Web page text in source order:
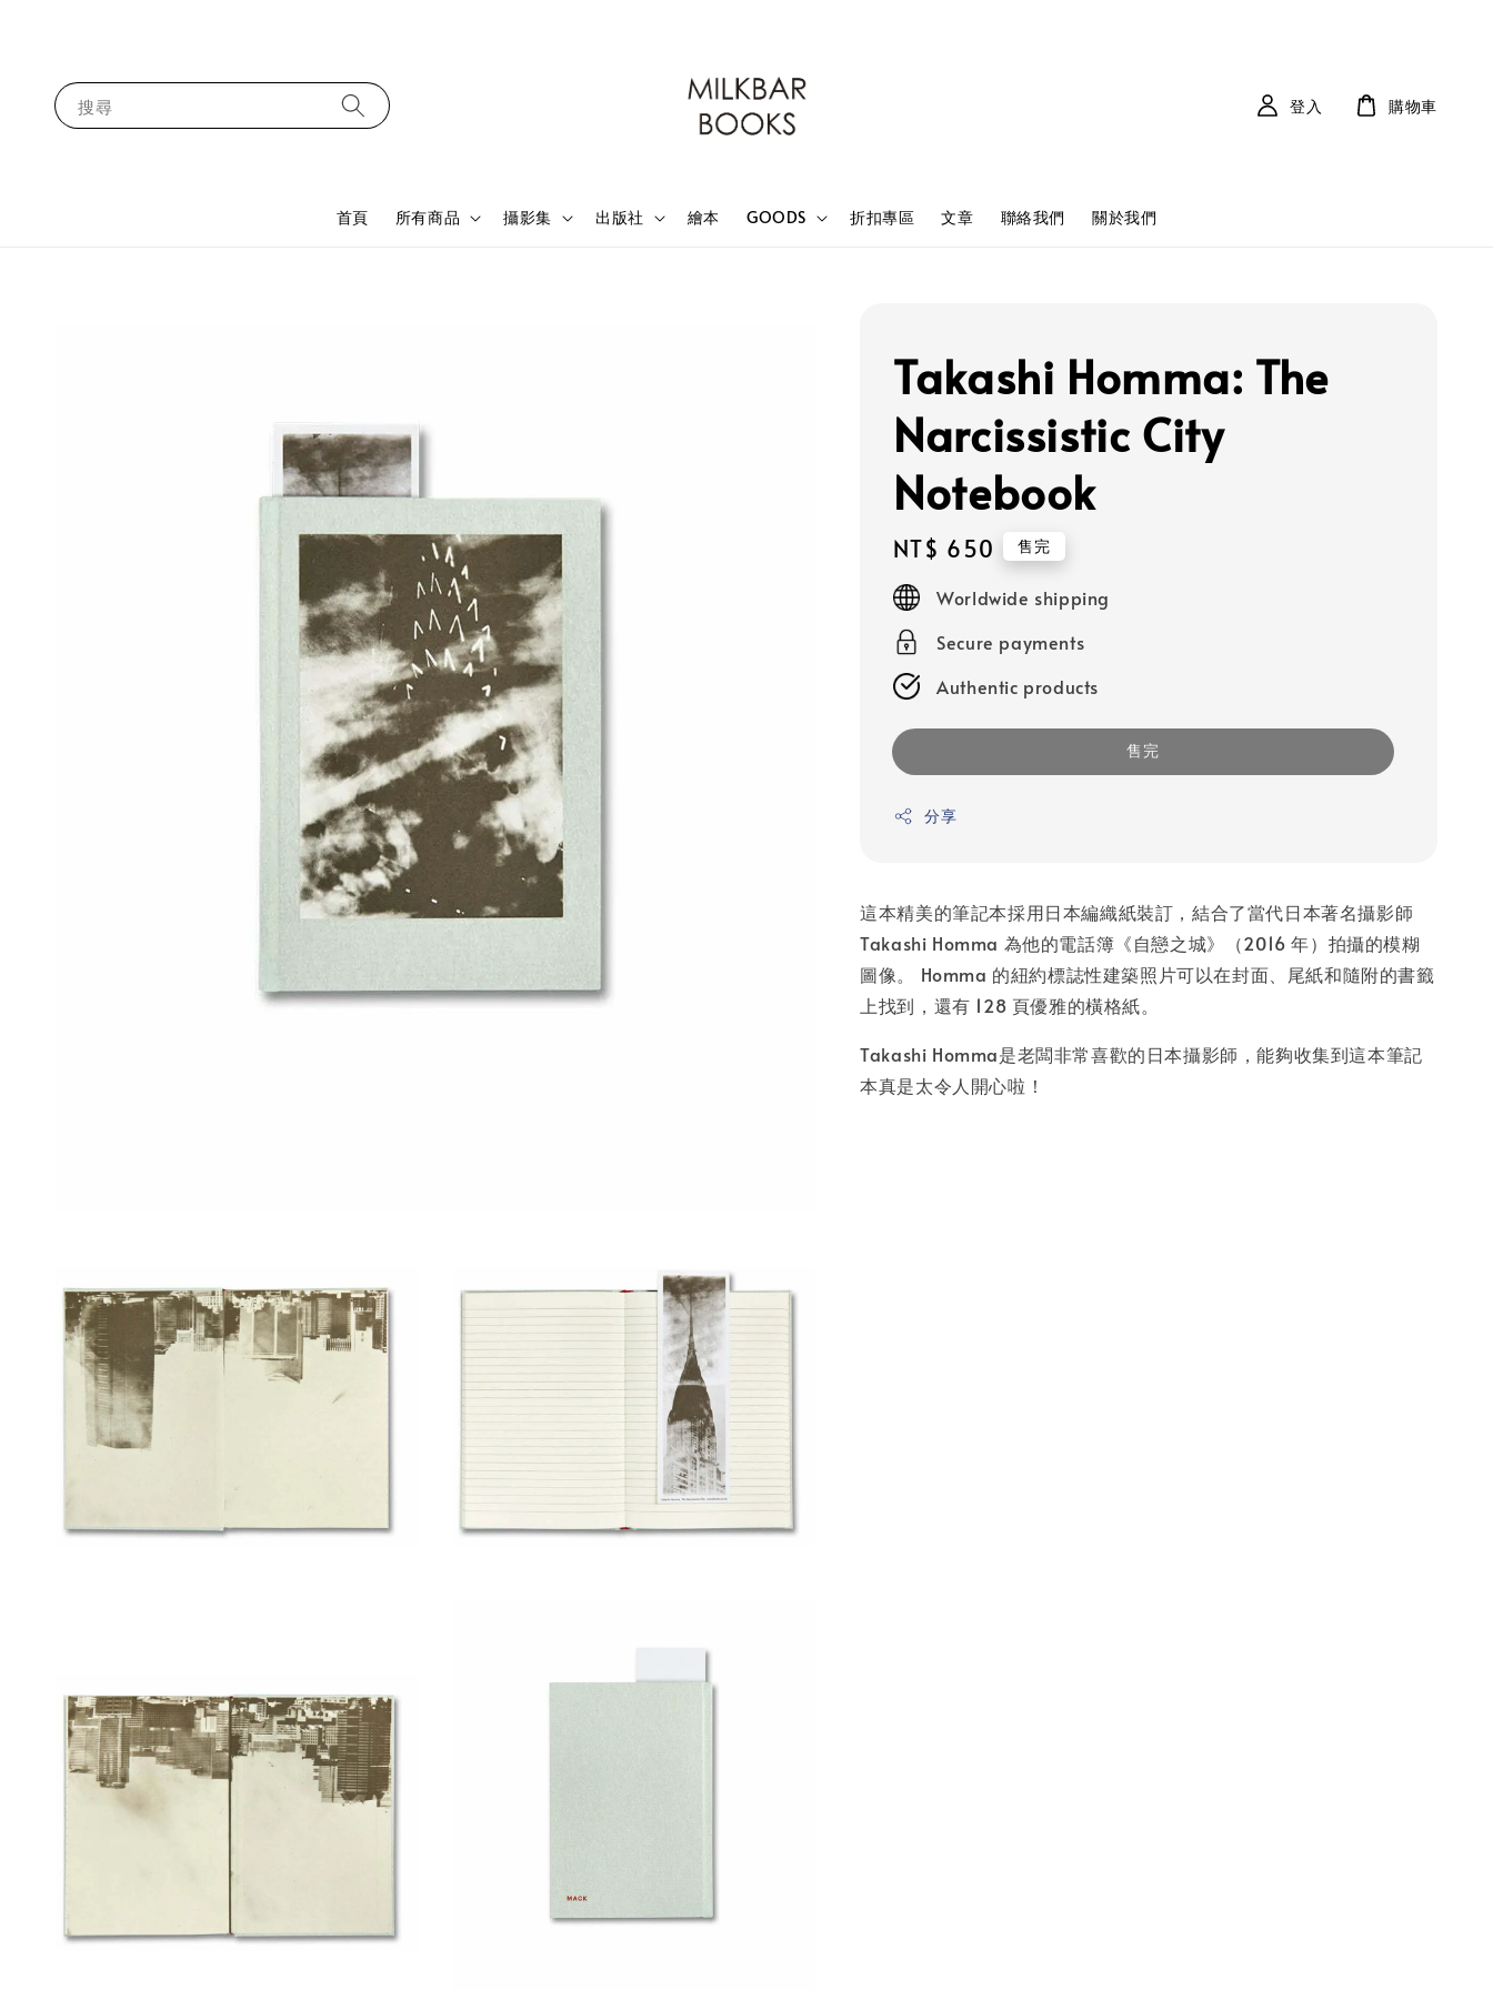
搜尋
首頁 所有商品 攝影集 出版社 繪本 GOODS 折扣專區 文章 聯絡我們 關於我們
登入 購物車
Takashi Homma: The
Narcissistic City
Notebook
Regular
price
NT$ 650 售完
Worldwide shipping
Secure payments
Authentic products
售完
分享
這本精美的筆記本採用日本編織紙裝訂，結合了當代日本著名攝影師
Takashi Homma 為他的電話簿《自戀之城》（2016 年）拍攝的模糊
圖像。 Homma 的紐約標誌性建築照片可以在封面、尾紙和隨附的書籤
上找到，還有 128 頁優雅的橫格紙。
Takashi Homma是老闆非常喜歡的日本攝影師，能夠收集到這本筆記
本真是太令人開心啦！